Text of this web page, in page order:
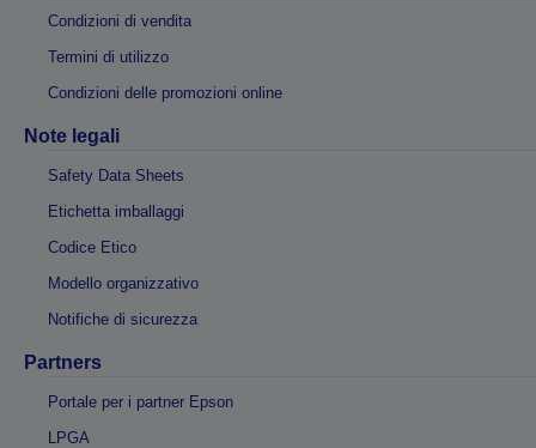
Condizioni di vendita
Termini di utilizzo
Condizioni delle promozioni online
Note legali
Safety Data Sheets
Etichetta imballaggi
Codice Etico
Modello organizzativo
Notifiche di sicurezza
Partners
Portale per i partner Epson
LPGA